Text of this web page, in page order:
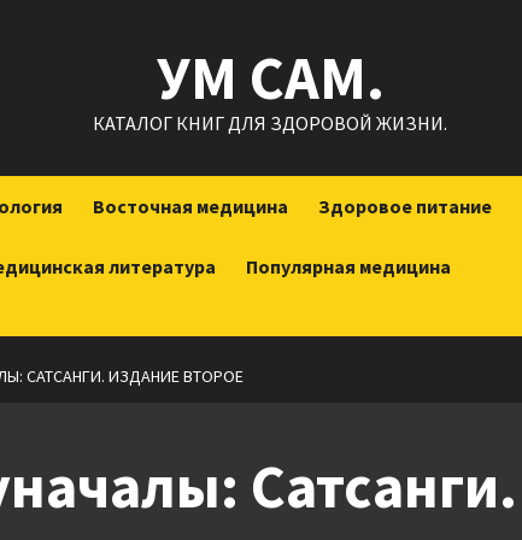
УМ САМ.
КАТАЛОГ КНИГ ДЛЯ ЗДОРОВОЙ ЖИЗНИ.
Восточная медицина Здоровое питание
литература Популярная медицина
САТСАНГИ. ИЗДАНИЕ ВТОРОЕ
Сатсанги.